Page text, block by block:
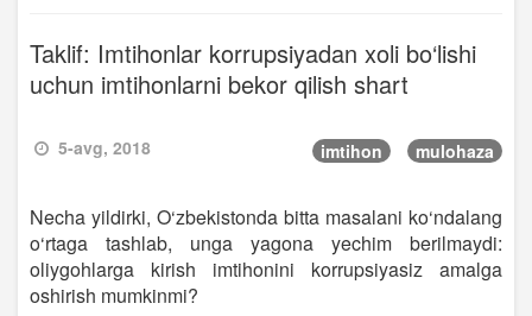
Taklif: Imtihonlar korrupsiyadan xoli bo‘lishi
uchun imtihonlarni bekor qilish shart
5-avg, 2018 imtihon mulohaza
Necha yildirki, O‘zbekistonda bitta masalani ko‘ndalang
o‘rtaga tashlab, unga yagona yechim berilmaydi:
oliygohlarga kirish imtihonini korrupsiyasiz amalga
oshirish mumkinmi?